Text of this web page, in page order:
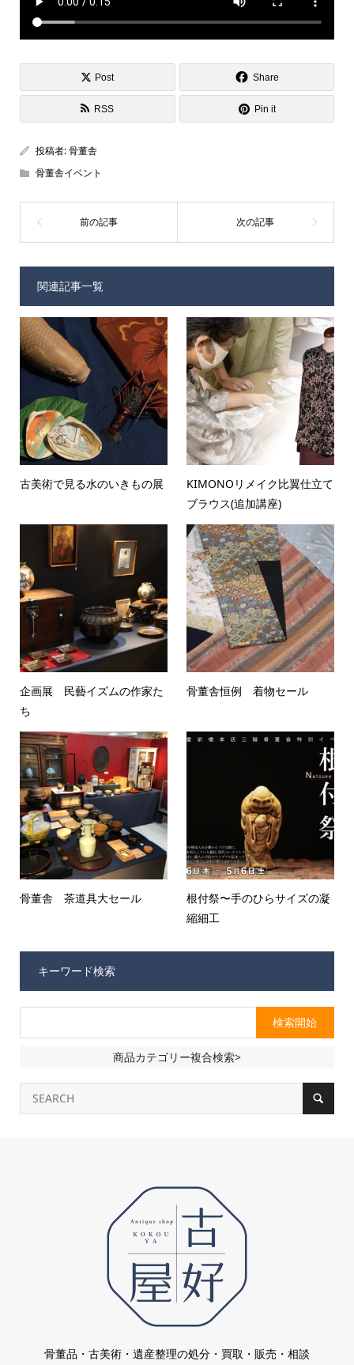
Post Share
RSS Pin it
投稿者:骨董舎
骨董舎イベント
関連記事一覧
古美術で見る水のいきもの展
KIMONOリメイク比翼仕立て
ブラウス(追加講座)
企画展 民藝イズムの作家た
ち
骨董舎恒例 着物セール
骨董舎 茶道具大セール
根付祭〜手のひらサイズの凝
縮細工
キーワード検索
商品カテゴリー複合検索>
骨董品・古美術・遺産整理の処分・買取・販売・相談